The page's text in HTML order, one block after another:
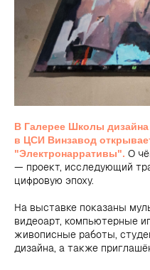
В Галерее Школы
в ЦСИ Винзавод
"Электронарративы". О
— проект, исследующий
цифровую эпоху.
На выставке показаны
видеоарт, компьютерные
живописные работы,
дизайна, а также